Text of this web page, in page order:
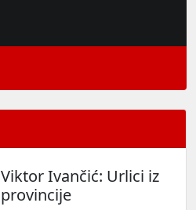
Viktor Ivančić: Urlici iz
provincije